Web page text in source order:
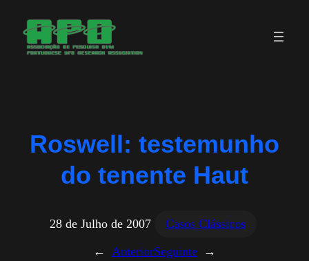
para
Roswell: testemunho
do tenente Haut
28 de Julho de 2007
Casos Clássicos
← AnteriorSeguinte →